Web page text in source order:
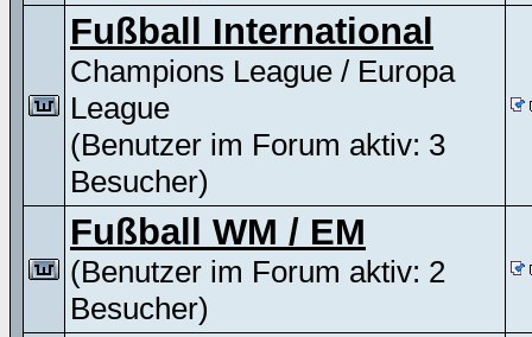
Fußball International
Champions League / Europa
League
(Benutzer im Forum aktiv: 3
Besucher)
Fußball WM / EM
(Benutzer im Forum aktiv: 2
Besucher)